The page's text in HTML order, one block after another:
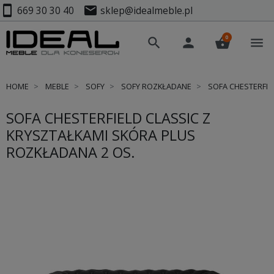
smartphone 669 30 30 40 mail sklep@idealmeble.pl
search person shopping_basket
0 menu
HOME MEBLE SOFY SOFY ROZKŁADANE SOFA
SOFA CHESTERFIELD CLASSIC Z
KRYSZTAŁKAMI SKÓRA PLUS
ROZKŁADANA 2 OS.